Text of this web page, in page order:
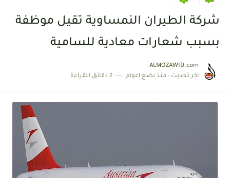
شركة الطيران النمساوية تقيل موظفة
بسبب شعارات معادية للسامية
ALMOZAWID.com
اخر تحديث : منذ بضع اعوام 2 دقائق للقراءة